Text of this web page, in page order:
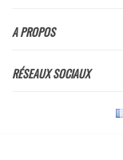
A PROPOS
RÉSEAUX SOCIAUX